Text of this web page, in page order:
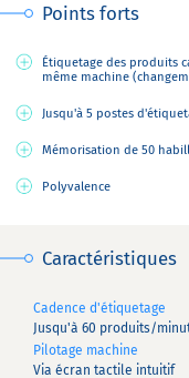
Points forts
Étiquetage des produits
même machine
Jusqu'à 5 postes
Mémorisation de 50
Polyvalence
Caractéristiques
Cadence d'étiquetage
Jusqu'à 60 produits/
Pilotage machine
Via écran tactile intuitif